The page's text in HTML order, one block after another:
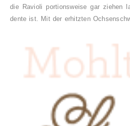
die Ravioli portionsweise gar ziehen
dente ist.
Mit der erhitzten